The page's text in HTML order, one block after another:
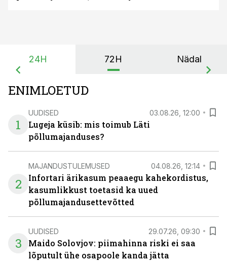
24H 72H Nädal
ENIMLOETUD
1
UUDISED 03.08.26, 12:00
Lugeja küsib: mis toimub Läti
põllumajanduses?
2
MAJANDUSTULEMUSED 04.08.26, 12:14
Infortari ärikasum peaaegu kahekordistus,
kasumlikkust toetasid ka uued
põllumajandusettevõtted
3
UUDISED 29.07.26, 09:30
Maido Solovjov: piimahinna riski ei saa
lõputult ühe osapoole kanda jätta